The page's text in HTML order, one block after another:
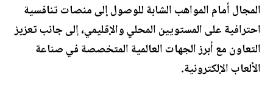
المجال أمام المواهب الشابة للوصول إلى منصات تنافسية
احترافية على المستويين المحلي والإقليمي، إلى جانب تعزيز
التعاون مع أبرز الجهات العالمية المتخصصة في صناعة
الألعاب الإلكترونية.